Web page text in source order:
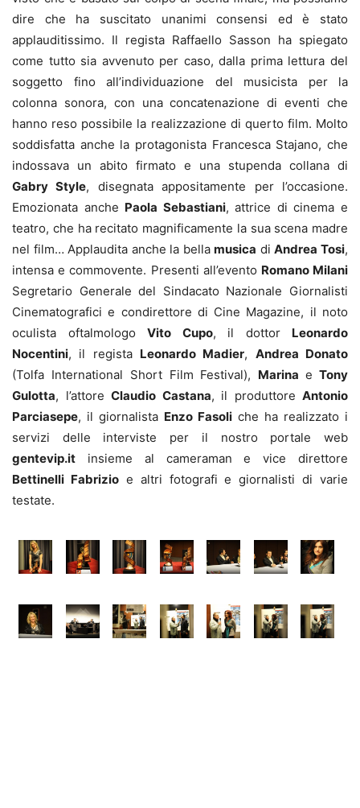
dire che ha suscitato unanimi consensi ed è stato
applauditissimo. Il regista Raffaello Sasson ha spiegato
come tutto sia avvenuto per caso, dalla prima lettura del
soggetto fino all’individuazione del musicista per la
colonna sonora, con una concatenazione di eventi che
hanno reso possibile la realizzazione di querto film. Molto
soddisfatta anche la protagonista Francesca Stajano, che
indossava un abito firmato e una stupenda collana di
Gabry Style, disegnata appositamente per l’occasione.
Emozionata anche Paola Sebastiani, attrice di cinema e
teatro, che ha recitato magnificamente la sua scena madre
nel film… Applaudita anche la bellamusica diAndrea Tosi,
intensa e commovente. Presenti all’evento Romano Milani
Segretario Generale del Sindacato Nazionale Giornalisti
Cinematografici e condirettore di Cine Magazine, il noto
oculista oftalmologo Vito Cupo, il dottor Leonardo
Nocentini, il regista Leonardo Madier, Andrea Donato
(Tolfa International Short Film Festival), Marinae Tony
Gulotta, l’attore Claudio Castana, il produttore Antonio
Parciasepe, il giornalista Enzo Fasoli che ha realizzato i
servizi delle interviste per il nostro portale web
gentevip.it insieme al cameraman e vice direttore
Bettinelli Fabrizioe altri fotografi e giornalisti di varie
testate.